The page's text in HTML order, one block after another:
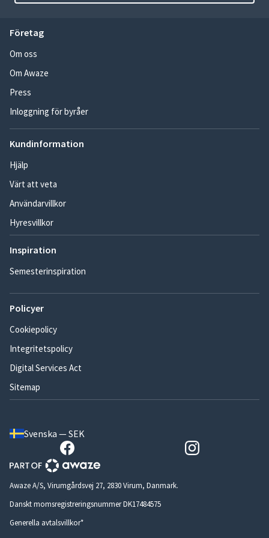
Företag
Om oss
Om Awaze
Press
Inloggning för byråer
Kundinformation
Hjälp
Värt att veta
Användarvillkor
Hyresvillkor
Inspiration
Semesterinspiration
Policyer
Cookiepolicy
Integritetspolicy
Digital Services Act
Sitemap
Svenska — SEK
Awaze A/S, Virumgårdsvej 27, 2830 Virum, Danmark.
Danskt momsregistreringsnummer DK17484575
Generella avtalsvillkor*